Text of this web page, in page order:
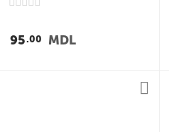
95 00 MDL